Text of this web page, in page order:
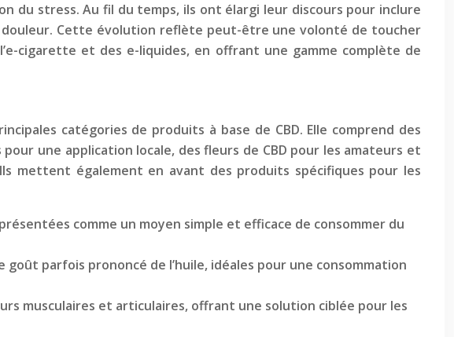
du stress. Au fil du temps, ils ont élargi leur discours pour inclure
douleur. Cette évolution reflète peut-être une volonté de toucher
cigarette et des e-liquides, en offrant une gamme complète de
catégories de produits à base de CBD. Elle comprend des
une application locale, des fleurs de CBD pour les amateurs et
mettent également en avant des produits spécifiques pour les
comme un moyen simple et efficace de consommer du
parfois prononcé de l’huile, idéales pour une consommation
musculaires et articulaires, offrant une solution ciblée pour les